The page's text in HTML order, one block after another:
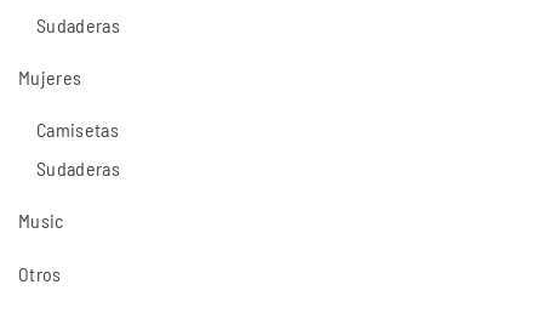
Sudaderas
Mujeres
Camisetas
Sudaderas
Music
Otros